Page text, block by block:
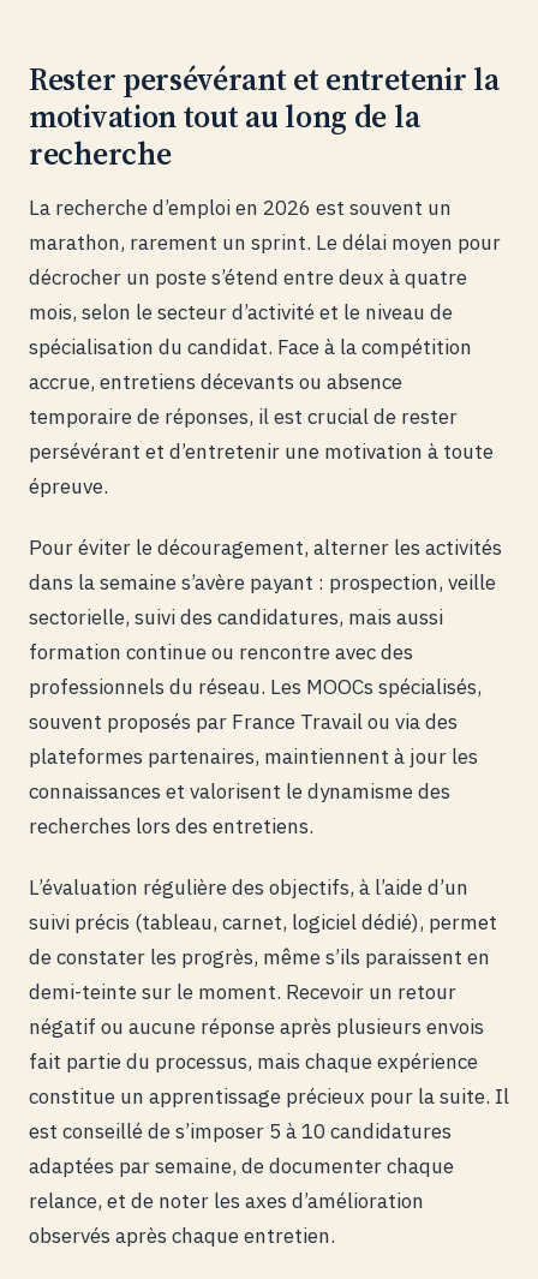
Rester persévérant et entretenir la
motivation tout au long de la
recherche
La recherche d’emploi en 2026 est souvent un
marathon, rarement un sprint. Le délai moyen pour
décrocher un poste s’étend entre deux à quatre
mois, selon le secteur d’activité et le niveau de
spécialisation du candidat. Face à la compétition
accrue, entretiens décevants ou absence
temporaire de réponses, il est crucial de rester
persévérant et d’entretenir une motivation à toute
épreuve.
Pour éviter le découragement, alterner les activités
dans la semaine s’avère payant : prospection, veille
sectorielle, suivi des candidatures, mais aussi
formation continue ou rencontre avec des
professionnels du réseau. Les MOOCs spécialisés,
souvent proposés par France Travail ou via des
plateformes partenaires, maintiennent à jour les
connaissances et valorisent le dynamisme des
recherches lors des entretiens.
L’évaluation régulière des objectifs, à l’aide d’un
suivi précis (tableau, carnet, logiciel dédié), permet
de constater les progrès, même s’ils paraissent en
demi-teinte sur le moment. Recevoir un retour
négatif ou aucune réponse après plusieurs envois
fait partie du processus, mais chaque expérience
constitue un apprentissage précieux pour la suite. Il
est conseillé de s’imposer 5 à 10 candidatures
adaptées par semaine, de documenter chaque
relance, et de noter les axes d’amélioration
observés après chaque entretien.